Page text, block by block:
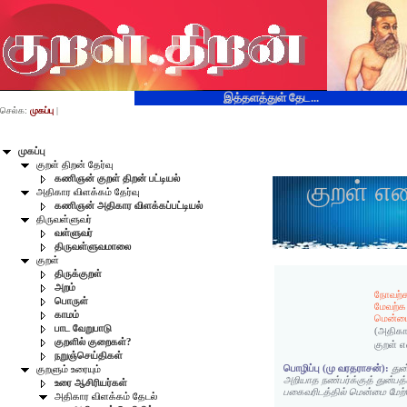
இத்தளத்துள் தேட...
முகப்பு
குறள் திறன் தேர்வு
கணிஞன் குறள் திறன் பட்டியல்
அதிகார விளக்கம் தேர்வு
கணிஞன் அதிகார விளக்கப்பட்டியல்
திருவள்ளுவர்
வள்ளுவர்
திருவள்ளுவமாலை
குறள்
திருக்குறள்
அறம்
பொருள்
காமம்
பாட வேறுபாடு
குறளில் குறைகள்?
நறுஞ்செய்திகள்
குறளும் உரையும்
உரை ஆசிரியர்கள்
அதிகார விளக்கம் தேடல்
செல்க: முகப்பு |
குறள்
நோவற்க
மேவற்க
குறள்
பொழிப்பு (மு வரதராசன்):
அறியாத நண்பர்க்குத்
பகைவரிடத்தில் மென்மை